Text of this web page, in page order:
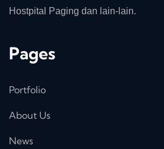
Hostpital Paging dan lain-lain.
Pages
Portfolio
About Us
News